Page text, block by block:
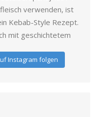
Instagram folgen